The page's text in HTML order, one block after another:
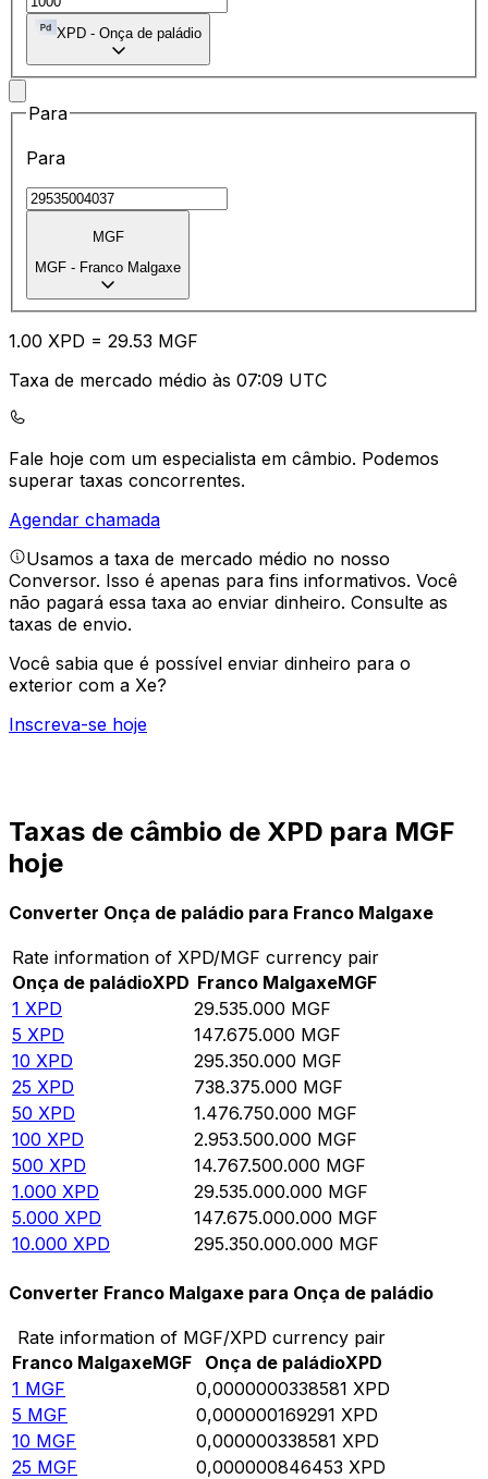
XPD - Onça de paládio
Para
Para
MGF
MGF - Franco Malgaxe
1.00 XPD = 29.53 MGF
Taxa de mercado médio às 07:09 UTC
Fale hoje com um especialista em câmbio. Podemos
superar taxas concorrentes.
Agendar chamada
Usamos a taxa de mercado médio no nosso
Conversor. Isso é apenas para fins informativos. Você
não pagará essa taxa ao enviar dinheiro. Consulte as
taxas de envio.
Você sabia que é possível enviar dinheiro para o
exterior com a Xe?
Inscreva-se hoje
Taxas de câmbio de XPD para MGF
hoje
Converter Onça de paládio para Franco Malgaxe
Rate information of XPD/MGF currency pair
Onça de paládioXPD Franco MalgaxeMGF
1 XPD 29.535.000 MGF
5 XPD 147.675.000 MGF
10 XPD 295.350.000 MGF
25 XPD 738.375.000 MGF
50 XPD 1.476.750.000 MGF
100 XPD 2.953.500.000 MGF
500 XPD 14.767.500.000 MGF
1.000 XPD 29.535.000.000 MGF
5.000 XPD 147.675.000.000 MGF
10.000 XPD 295.350.000.000 MGF
Converter Franco Malgaxe para Onça de paládio
Rate information of MGF/XPD currency pair
Franco MalgaxeMGF Onça de paládioXPD
1 MGF 0,0000000338581 XPD
5 MGF 0,000000169291 XPD
10 MGF 0,000000338581 XPD
25 MGF 0,000000846453 XPD